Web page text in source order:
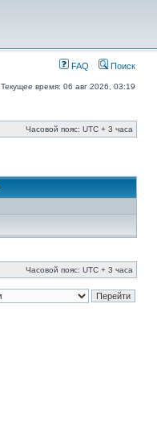
FAQ Поиск
Текущее время: 06 авг 2026, 03:19
Часовой пояс: UTC + 3 часа
Часовой пояс: UTC + 3 часа